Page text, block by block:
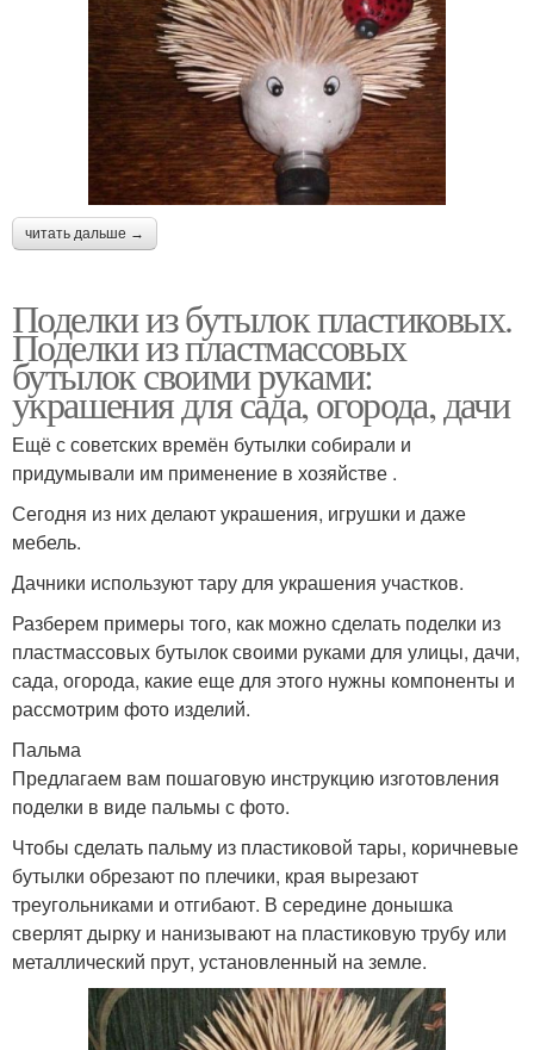
читать дальше →
Поделки из бутылок пластиковых.
Поделки из пластмассовых
бутылок своими руками:
украшения для сада, огорода, дачи
Ещё с советских времён бутылки собирали и
придумывали им применение в хозяйстве .
Сегодня из них делают украшения, игрушки и даже
мебель.
Дачники используют тару для украшения участков.
Разберем примеры того, как можно сделать поделки из
пластмассовых бутылок своими руками для улицы, дачи,
сада, огорода, какие еще для этого нужны компоненты и
рассмотрим фото изделий.
Пальма
Предлагаем вам пошаговую инструкцию изготовления
поделки в виде пальмы с фото.
Чтобы сделать пальму из пластиковой тары, коричневые
бутылки обрезают по плечики, края вырезают
треугольниками и отгибают. В середине донышка
сверлят дырку и нанизывают на пластиковую трубу или
металлический прут, установленный на земле.